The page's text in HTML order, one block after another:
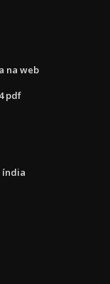
na web
pdf
índia